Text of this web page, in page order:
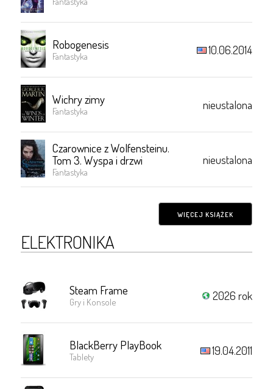
Robogenesis
Fantastyka 10.06.2014
Wichry zimy
Fantastyka nieustalona
Czarownice z Wolfensteinu.
Tom 3. Wyspa i drzwi
Fantastyka
nieustalona
WIĘCEJ KSIĄŻEK
ELEKTRONIKA
Steam Frame
Gry i Konsole 2026 rok
BlackBerry PlayBook
Tablety 19.04.2011